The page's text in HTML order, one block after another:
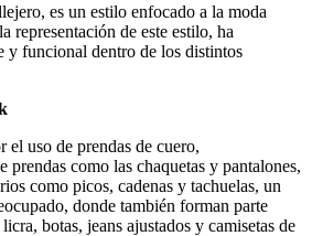
es un estilo enfocado a la moda
representación de este estilo, ha
y funcional dentro de los distintos
el uso de prendas de cuero,
prendas como las chaquetas y pantalones,
como picos, cadenas y tachuelas, un
donde también forman parte
botas, jeans ajustados y camisetas de